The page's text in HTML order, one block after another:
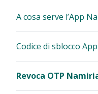
A cosa serve l’App
Codice di sblocco
Revoca OTP